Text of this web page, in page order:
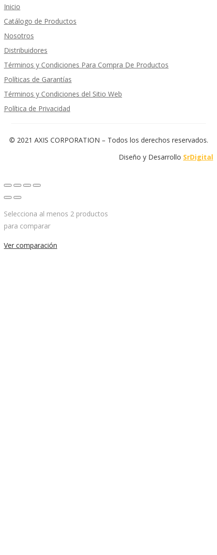
Inicio
Catálogo de Productos
Nosotros
Distribuidores
Términos y Condiciones Para Compra De Productos
Políticas de Garantías
Términos y Condiciones del Sitio Web
Política de Privacidad
© 2021 AXIS CORPORATION – Todos los derechos reservados.
Diseño y Desarrollo SrDigital
Selecciona al menos 2 productos
para comparar
Ver comparación